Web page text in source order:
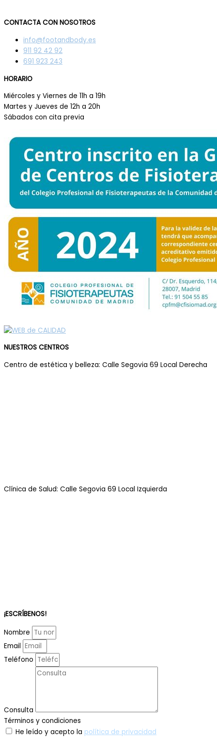
CONTACTA CON NOSOTROS
info@footandbody.es
911 92 42 92
691 923 243
HORARIO
Miércoles y Viernes de 11h a 19h
Martes y Jueves de 12h a 20h
Sábados con cita previa
NUESTROS CENTROS
Centro de estética y belleza: Calle Segovia 69 Local Derecha
Clínica de Salud: Calle Segovia 69 Local Izquierda
¡ESCRÍBENOS!
Nombre
Email
Teléfono
Consulta
Términos y condiciones
He leído y acepto la política de privacidad